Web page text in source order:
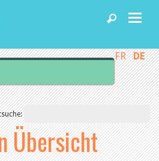
FR DE
Übersicht